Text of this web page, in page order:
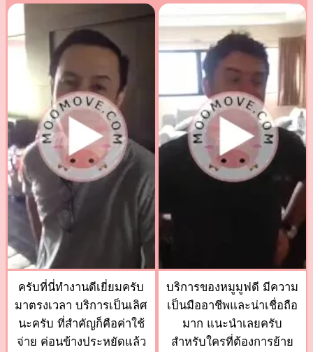
ครับที่นี่ทำงานดีเยี่ยมครับ
มาตรงเวลา บริการเป็นเลิศ
นะครับ ที่สำคัญก็คือค่าใช้
จ่าย ค่อนข้างประหยัดแล้ว
บริการของหมูมูฟดี มีความ
เป็นมืออาชีพและน่าเชื่อถือ
มาก แนะนำเลยครับ
สำหรับใครที่ต้องการย้าย